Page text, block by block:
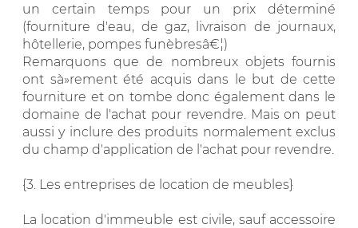
un certain temps pour un prix déterminé
(fourniture d'eau, de gaz, livraison de journaux,
hôtellerie, pompes funèbresâ€¦)
Remarquons que de nombreux objets fournis
ont sà»rement été acquis dans le but de cette
fourniture et on tombe donc également dans le
domaine de l'achat pour revendre. Mais on peut
aussi y inclure des produits normalement exclus
du champ d'application de l'achat pour revendre.
{3. Les entreprises de location de meubles}
La location d'immeuble est civile, sauf accessoire